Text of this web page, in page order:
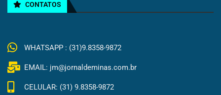
CONTATOS
WHATSAPP : (31)9.8358-9872
EMAIL: jm@jornaldeminas.com.br
CELULAR: (31) 9.8358-9872